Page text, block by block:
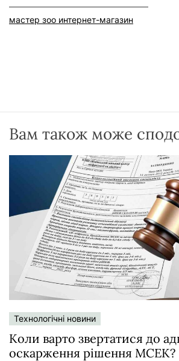
–––––––––––––––––––––––––––––––––
мастер зоо интернет-магазин
Вам також може
Технологічні новини
Коли варто звертатися до
оскарження рішення МСЕК?